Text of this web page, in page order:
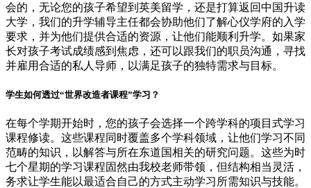
会的，无论您的孩子希望到英美留学，还是打算返回中国升读
大学，我们的升学辅导主任都会协助他们了解心仪学府的入学
要求，并为他们提供合适的资源，让他们能顺利升学。如果家
长对孩子考试成绩感到焦虑，还可以跟我们的职员沟通，寻找
并雇用合适的私人导师，以满足孩子的独特需求与目标。
学生如何透过“世界改造者课程”学习？
在每个学期开始时，您的孩子会选择一个跨学科的项目式学习
课程修读。这些课程同时覆盖多个学科领域，让他们学习不同
范畴的知识，以解答与所在东道国相关的研究问题。这些为时
七个星期的学习课程固然由我校老师带领，但结构相当灵活，
务求让学生能以最适合自己的方式主动学习所需知识与技能。